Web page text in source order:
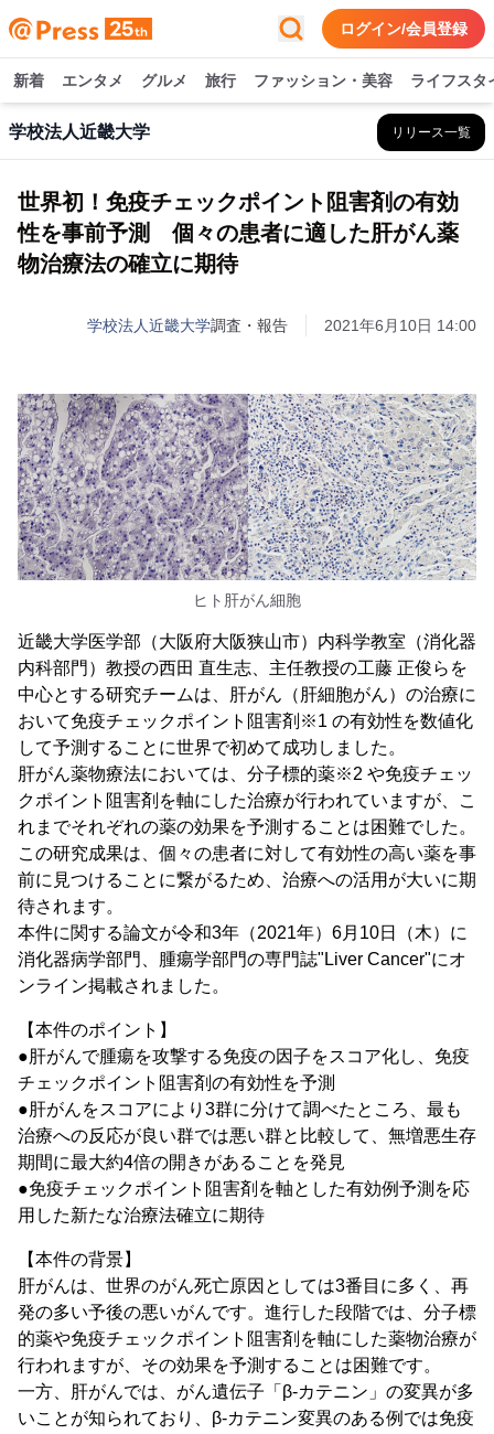
ログイン/会員登録
新着 エンタメ グルメ 旅行 ファッション・美容 ライフスタ
学校法人近畿大学 リリース一覧
世界初！免疫チェックポイント阻害剤の有効
性を事前予測 個々の患者に適した肝がん薬
物治療法の確立に期待
学校法人近畿大学調査・報告 2021年6月10日 14:00
ヒト肝がん細胞
近畿大学医学部（大阪府大阪狭山市）内科学教室（消化器
内科部門）教授の西田 直生志、主任教授の工藤 正俊らを
中心とする研究チームは、肝がん（肝細胞がん）の治療に
おいて免疫チェックポイント阻害剤※1 の有効性を数値化
して予測することに世界で初めて成功しました。
肝がん薬物療法においては、分子標的薬※2 や免疫チェッ
クポイント阻害剤を軸にした治療が行われていますが、こ
れまでそれぞれの薬の効果を予測することは困難でした。
この研究成果は、個々の患者に対して有効性の高い薬を事
前に見つけることに繋がるため、治療への活用が大いに期
待されます。
本件に関する論文が令和3年（2021年）6月10日（木）に
消化器病学部門、腫瘍学部門の専門誌"Liver Cancer"にオ
ンライン掲載されました。
【本件のポイント】
●肝がんで腫瘍を攻撃する免疫の因子をスコア化し、免疫
チェックポイント阻害剤の有効性を予測
●肝がんをスコアにより3群に分けて調べたところ、最も
治療への反応が良い群では悪い群と比較して、無増悪生存
期間に最大約4倍の開きがあることを発見
●免疫チェックポイント阻害剤を軸とした有効例予測を応
用した新たな治療法確立に期待
【本件の背景】
肝がんは、世界のがん死亡原因としては3番目に多く、再
発の多い予後の悪いがんです。進行した段階では、分子標
的薬や免疫チェックポイント阻害剤を軸にした薬物治療が
行われますが、その効果を予測することは困難です。
一方、肝がんでは、がん遺伝子「β-カテニン」の変異が多
いことが知られており、β-カテニン変異のある例では免疫